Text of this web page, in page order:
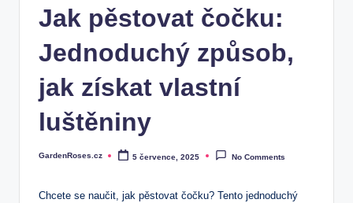
Jak pěstovat čočku:
Jednoduchý způsob,
jak získat vlastní
luštěniny
Posted
GardenRoses.cz 5 července, 2025 No Comments
Chcete se naučit, jak pěstovat čočku? Tento jednoduchý